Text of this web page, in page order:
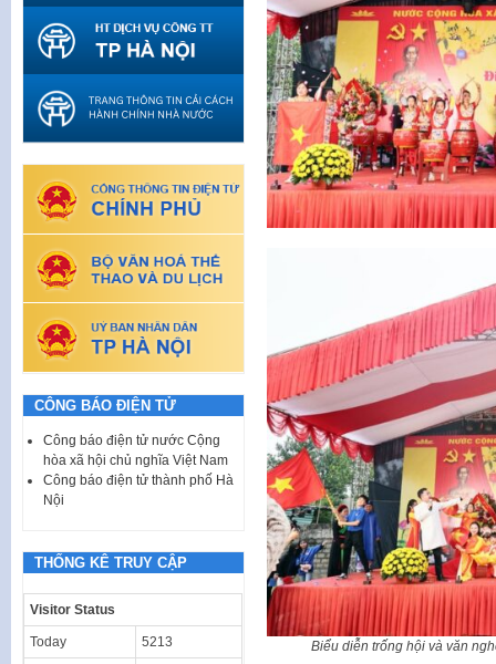
Biểu diễn trống hội và văn
CÔNG BÁO ĐIỆN TỬ
Công báo điện tử nước Cộng
hòa xã hội chủ nghĩa Việt Nam
Công báo điện tử thành phố Hà
Nội
THỐNG KÊ TRUY CẬP
Visitor Status
Today 5213